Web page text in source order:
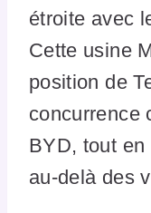
étroite avec
Cette usine
position de
concurrence
BYD, tout
au-delà des